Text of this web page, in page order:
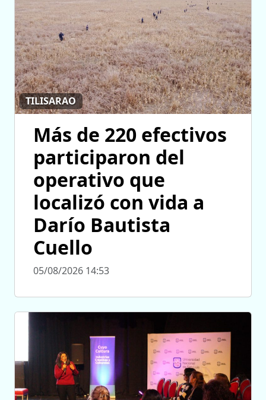
TILISARAO
Más de 220 efectivos
participaron del
operativo que
localizó con vida a
Darío Bautista
Cuello
05/08/2026 14:53